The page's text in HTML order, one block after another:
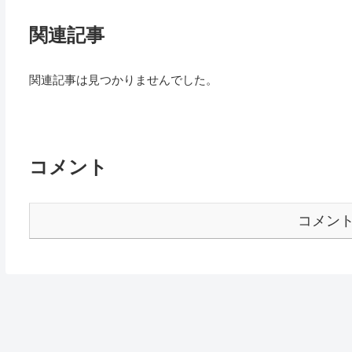
関連記事
関連記事は見つかりませんでした。
コメント
コメン